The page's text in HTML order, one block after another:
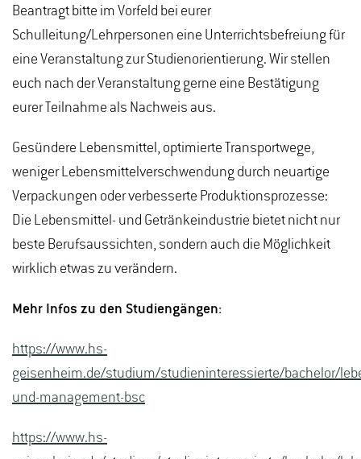
Beantragt bitte im Vorfeld bei eurer
Schulleitung/Lehrpersonen eine Unterrichtsbefreiung für
eine Veranstaltung zur Studienorientierung. Wir stellen
euch nach der Veranstaltung gerne eine Bestätigung
eurer Teilnahme als Nachweis aus.
Gesündere Lebensmittel, optimierte Transportwege,
weniger Lebensmittelverschwendung durch neuartige
Verpackungen oder verbesserte Produktionsprozesse:
Die Lebensmittel- und Getränkeindustrie bietet nicht nur
beste Berufsaussichten, sondern auch die Möglichkeit
wirklich etwas zu verändern.
Mehr Infos zu den Studiengängen:
https://www.hs-
geisenheim.de/studium/studieninteressierte/bachelor/
und-management-bsc
https://www.hs-